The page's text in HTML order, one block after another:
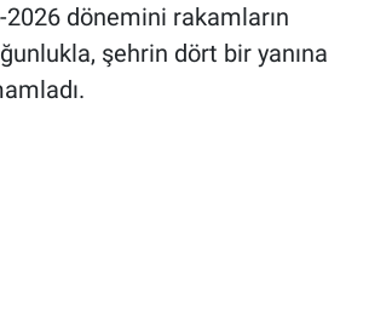
2026 dönemini rakamların
şehrin dört bir yanına